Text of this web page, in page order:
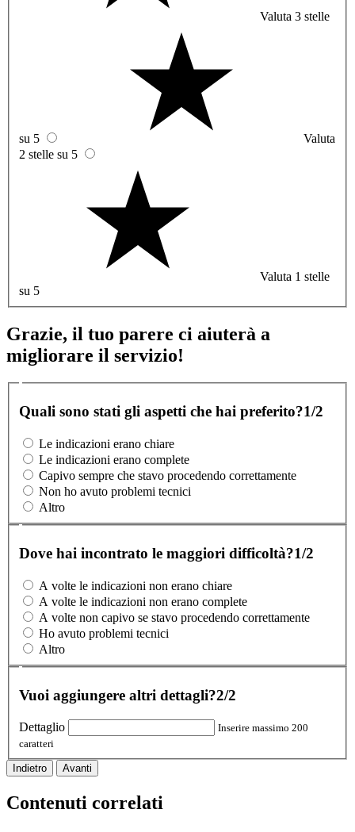
Valuta 3 stelle
su 5
Valuta
2 stelle su 5
Valuta 1 stelle
su 5
Grazie, il tuo parere ci aiuterà a
migliorare il servizio!
Quali sono stati gli aspetti che hai preferito?1/2
Le indicazioni erano chiare
Le indicazioni erano complete
Capivo sempre che stavo procedendo correttamente
Non ho avuto problemi tecnici
Altro
Dove hai incontrato le maggiori difficoltà?1/2
A volte le indicazioni non erano chiare
A volte le indicazioni non erano complete
A volte non capivo se stavo procedendo correttamente
Ho avuto problemi tecnici
Altro
Vuoi aggiungere altri dettagli?2/2
Dettaglio
Inserire massimo 200
caratteri
Indietro Avanti
Contenuti correlati